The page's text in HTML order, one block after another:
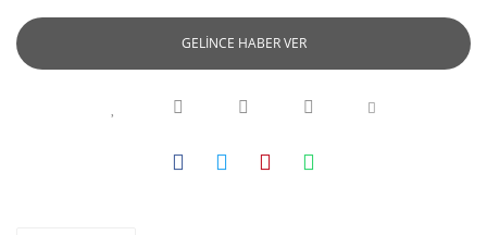
GELİNCE HABER VER